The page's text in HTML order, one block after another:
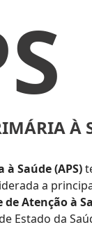
À
Saúde (APS)
a
de Atenção à
Estado da